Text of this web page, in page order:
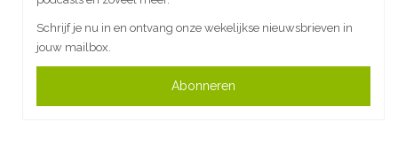
Schrijf je nu in en ontvang onze wekelijkse nieuwsbrieven in
jouw mailbox.
Abonneren